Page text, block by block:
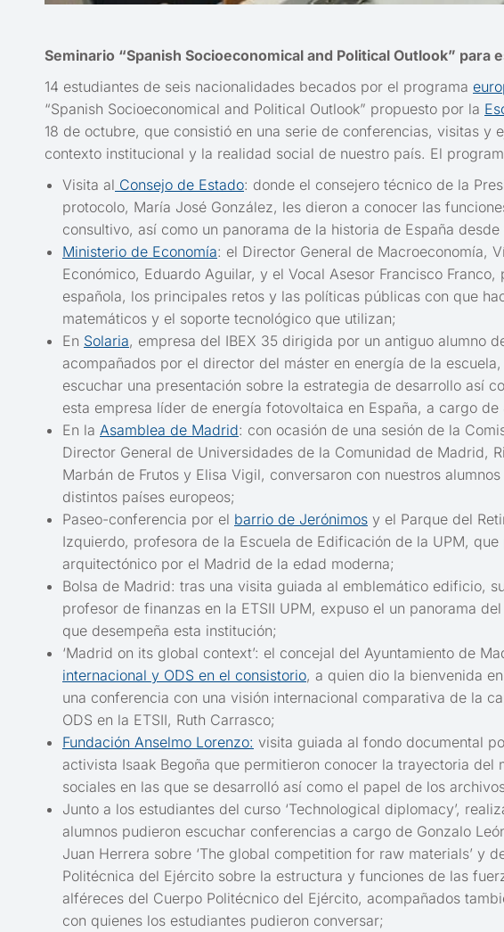
Seminario “Spanish Socioeconomical and Political Outlook”
14 estudiantes de seis nacionalidades becados por el programa
“Spanish Socioeconomical and Political Outlook” propuesto por la
18 de octubre, que consistió en una serie de conferencias, visitas y
contexto institucional y la realidad social de nuestro país. El
Visita al Consejo de Estado: donde el consejero técnico de la
protocolo, María José González, les dieron a conocer las
consultivo, así como un panorama de la historia de España desde
Ministerio de Economía: el Director General de Macroeconomía,
Económico, Eduardo Aguilar, y el Vocal Asesor Francisco
española, los principales retos y las políticas públicas con que
matemáticos y el soporte tecnológico que utilizan;
En Solaria, empresa del IBEX 35 dirigida por un antiguo alumno
acompañados por el director del máster en energía de la
escuchar una presentación sobre la estrategia de desarrollo así
esta empresa líder de energía fotovoltaica en España, a cargo
En la Asamblea de Madrid: con ocasión de una sesión de la
Director General de Universidades de la Comunidad de Madrid,
Marbán de Frutos y Elisa Vigil, conversaron con nuestros
distintos países europeos;
Paseo-conferencia por el barrio de Jerónimos y el Parque del
Izquierdo, profesora de la Escuela de Edificación de la UPM,
arquitectónico por el Madrid de la edad moderna;
Bolsa de Madrid: tras una visita guiada al emblemático edificio,
profesor de finanzas en la ETSII UPM, expuso el un panorama
que desempeña esta institución;
‘Madrid on its global context’: el concejal del Ayuntamiento de
internacional y ODS en el consistorio, a quien dio la bienvenida
una conferencia con una visión internacional comparativa de la
ODS en la ETSII, Ruth Carrasco;
Fundación Anselmo Lorenzo: visita guiada al fondo documental
activista Isaak Begoña que permitieron conocer la trayectoria
sociales en las que se desarrolló así como el papel de los
Junto a los estudiantes del curso ‘Technological diplomacy’,
alumnos pudieron escuchar conferencias a cargo de Gonzalo
Juan Herrera sobre ‘The global competition for raw materials’ y
Politécnica del Ejército sobre la estructura y funciones de las
alféreces del Cuerpo Politécnico del Ejército, acompañados
con quienes los estudiantes pudieron conversar;